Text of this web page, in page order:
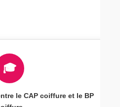
🎓
le CAP coiffure et le BP